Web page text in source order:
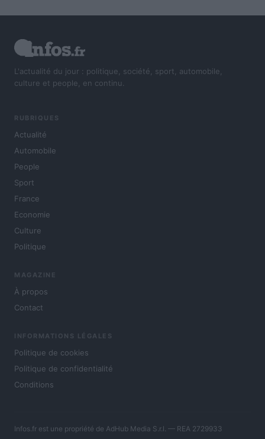
L'actualité du jour : politique, société, sport, automobile,
culture et people, en continu.
RUBRIQUES
Actualité
Automobile
People
Sport
France
Economie
Culture
Politique
MAGAZINE
À propos
Contact
INFORMATIONS LÉGALES
Politique de cookies
Politique de confidentialité
Conditions
Infos.fr est une propriété de AdHub Media S.r.l. — REA 2729933